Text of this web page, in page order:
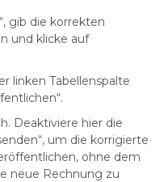
gib die korrekten
und klicke auf
linken Tabellenspalte
Deaktiviere hier die
um die korrigierte
ohne dem
neue Rechnung zu